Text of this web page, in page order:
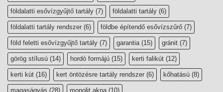
földalatti esővízgyűjtő tartály (7) földalatti tartály (6)
földalatti tartály rendszer (6) földbe építendő esővízszűrő (7)
föld feletti esővízgyűjtő tartály (7) garantia(15) gránit (7)
görög stílusú (14) hordó formájú (15) kerti falikút (12)
kerti kút (16) kert öntözésre tartály rendszer (6) kőhatású (8)
magaságyás (28) monolit akna (10)